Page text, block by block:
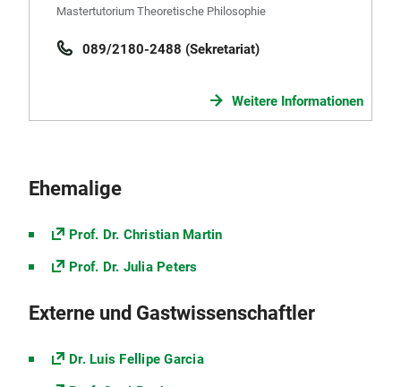
Mastertutorium Theoretische Philosophie
089/2180-2488 (Sekretariat)
Weitere Informationen
Ehemalige
Prof. Dr. Christian Martin
Prof. Dr. Julia Peters
Externe und Gastwissenschaftler
Dr. Luis Fellipe Garcia